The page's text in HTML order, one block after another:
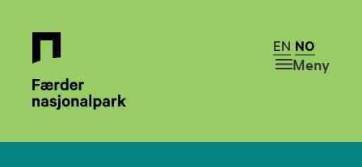
EN NO
Meny